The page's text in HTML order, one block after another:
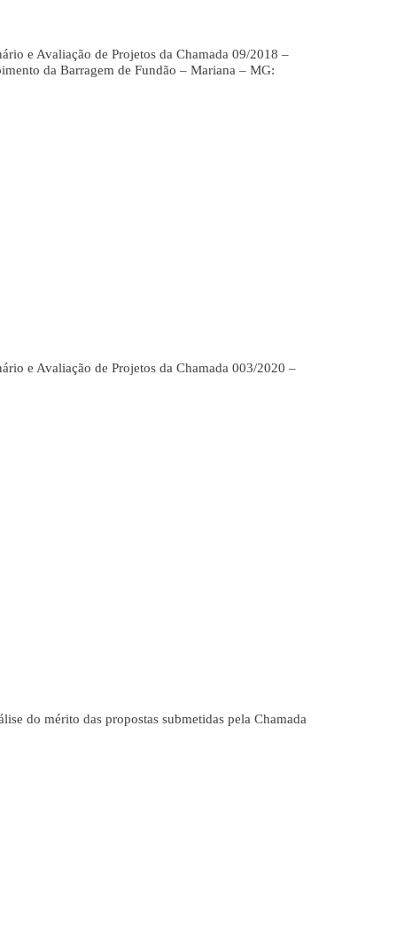
e Avaliação de Projetos da Chamada 09/2018 –
da Barragem de Fundão – Mariana – MG:
e Avaliação de Projetos da Chamada 003/2020 –
do mérito das propostas submetidas pela Chamada